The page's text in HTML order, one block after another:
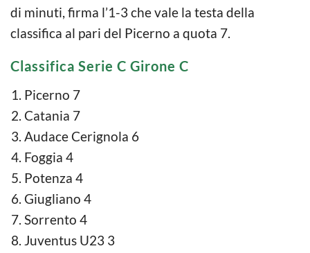
di minuti, firma l’1-3 che vale la testa della
classifica al pari del Picerno a quota 7.
Classifica Serie C Girone C
Picerno 7
Catania 7
Audace Cerignola 6
Foggia 4
Potenza 4
Giugliano 4
Sorrento 4
Juventus U23 3